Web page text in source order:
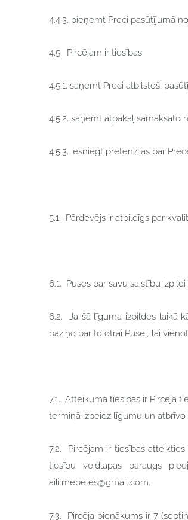
4.4.3. pieņemt Preci pasūtījumā
4.5. Pircējam ir tiesības:
4.5.1. saņemt Preci atbilstoši
4.5.2. saņemt atpakaļ samaksāto
4.5.3. iesniegt pretenzijas par
5.1. Pārdevējs ir atbildīgs par
6.1. Puses par savu saistību
6.2. Ja šā līguma izpildes laikā
paziņo par to otrai Pusei, lai
7.1. Atteikuma tiesības ir Pircēja
termiņā izbeidz līgumu un atbrīvo
7.2. Pircējam ir tiesības
tiesību veidlapas paraugs
aili.mebeles@gmail.com.
7.3. Pircēja pienākums ir 7